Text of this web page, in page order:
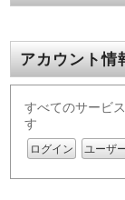
アカウント情
すべてのサービ
す
ログイン ユーザ